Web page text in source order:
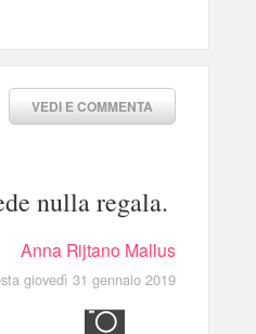
VEDI E COMMENTA
nulla regala.
Anna Rijtano Mallus
giovedì 31 gennaio 2019